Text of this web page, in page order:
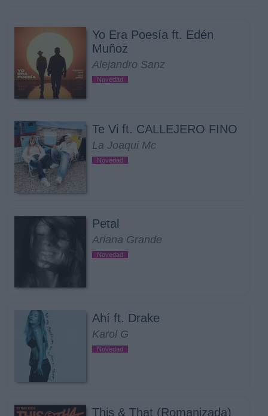
Yo Era Poesía ft. Edén
Muñoz
Alejandro Sanz
Novedad
Te Vi ft. CALLEJERO FINO
La Joaqui Mc
Novedad
Petal
Ariana Grande
Novedad
Ahí ft. Drake
Karol G
Novedad
This & That (Romanizada)